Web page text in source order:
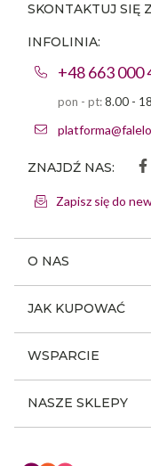
O NAS
Dlaczego FLK
JAK KUPOWAĆ
Polityka prywatności
WSPARCIE
NASZE SKLEPY
SKONTAKTUJ SIĘ
INFOLINIA:
+48 663 000
pon - pt:8.00 -
ZNAJDŹ NAS:
Zapisz się do